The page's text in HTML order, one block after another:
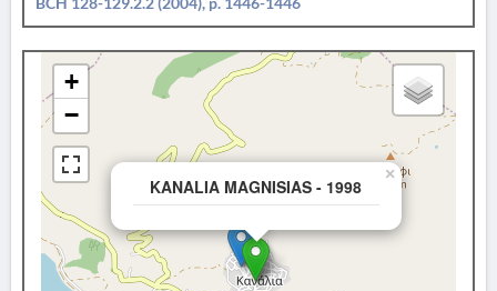
KANALIA MAGNISIAS - 1998
×
+
−